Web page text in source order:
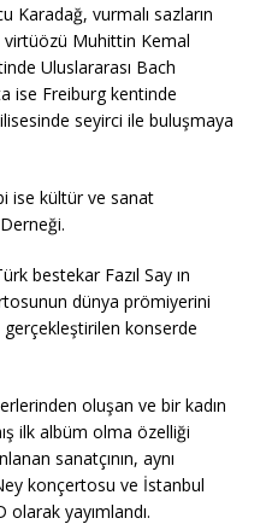
Karadağ, vurmalı sazların
Muhittin Kemal
Uluslararası Bach
ise Freiburg kentinde
seyirci ile buluşmaya
ise kültür ve sanat
bestekar Fazıl Say ın
dünya prömiyerini
konserde
oluşan ve bir kadın
ilk albüm olma özelliği
sanatçının, aynı
konçertosu ve İstanbul
yayımlandı.